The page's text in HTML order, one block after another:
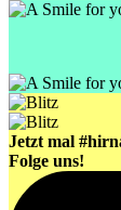
Jetzt mal
Folge uns!